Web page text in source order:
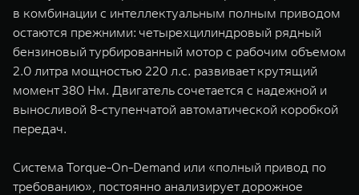
WEY 80
Масштаб возможностей
от 6 449 000 ₽
WEY 80
Масштаб
от 8 099
в комбинации с интеллектуальным полным приводом
остаются прежними: четырехцилиндровый рядный
бензиновый турбированный мотор с рабочим объемом
2.0 литра мощностью 220 л.с. развивает крутящий
момент 380 Нм. Двигатель сочетается с надежной и
выносливой 8-ступенчатой автоматической коробкой
передач.
Система Torque-On-Demand или «полный привод по
требованию», постоянно анализирует дорожное